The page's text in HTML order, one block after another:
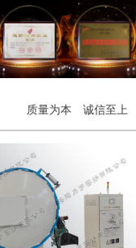
质量为本 诚信至上